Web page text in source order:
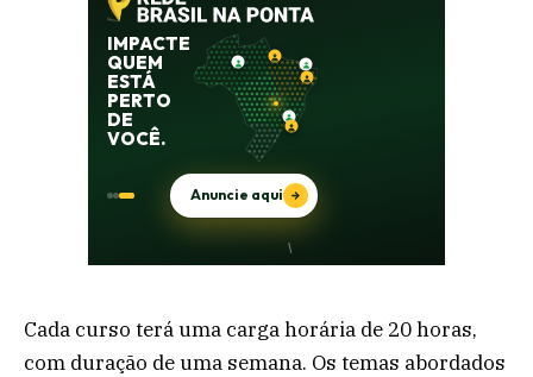
Cada curso terá uma carga horária de 20 horas,
com duração de uma semana. Os temas abordados